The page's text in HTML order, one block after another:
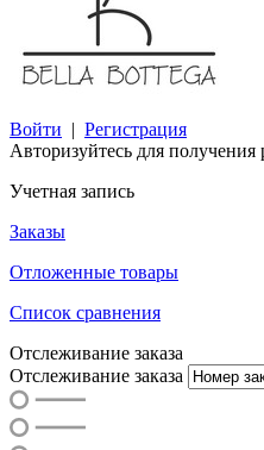
Войти | Регистрация
Авторизуйтесь для
Учетная запись
Заказы
Отложенные товары
Список сравнения
Отслеживание заказа
Отслеживание заказа